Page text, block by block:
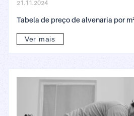
21.11.2024
Tabela de preço de alvenaria por
Ver mais